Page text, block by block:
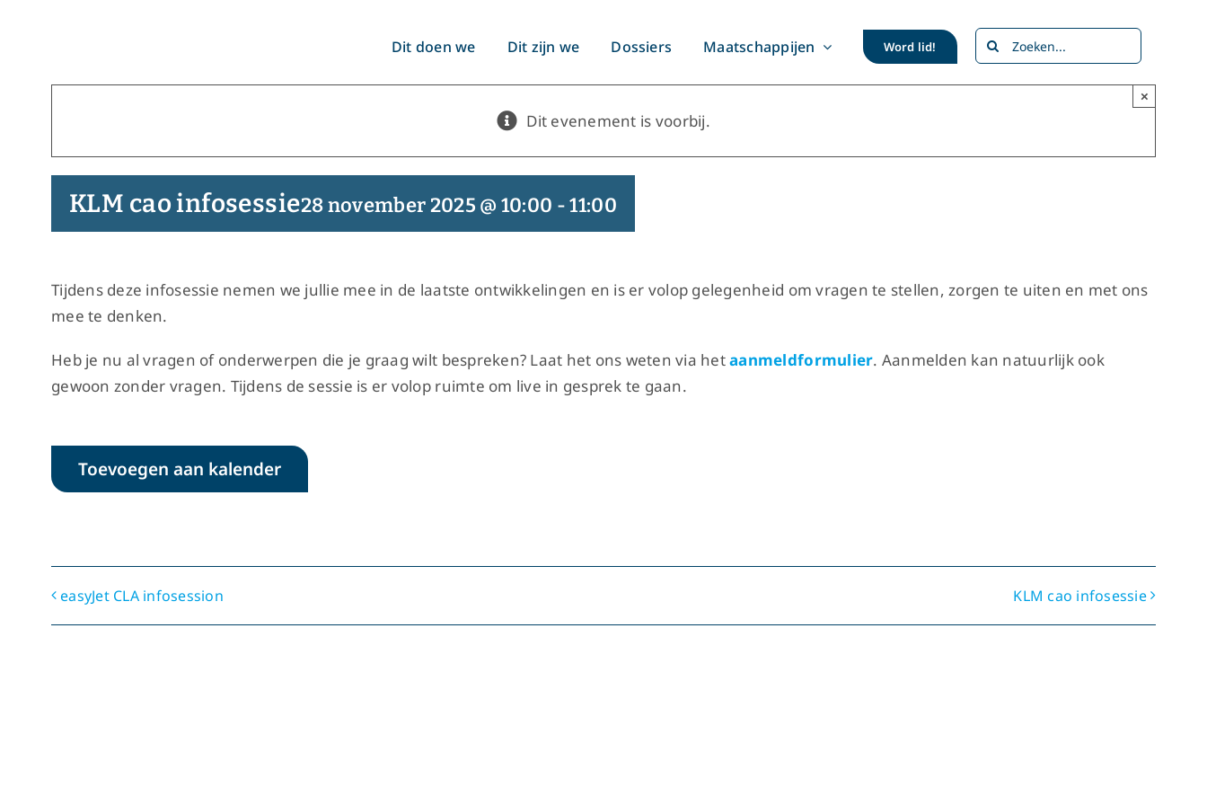
Dit doen we Dit zijn we Dossiers Maatschappijen Word lid!
Zoeken
naar:
Dit evenement is voorbij.
×
KLM cao infosessie28 november 2025 @ 10:00 -11:00
Tijdens deze infosessie nemen we jullie mee in de laatste ontwikkelingen en is er volop gelegenheid om vragen te stellen, zorgen te uiten en met ons
mee te denken.
Heb je nu al vragen of onderwerpen die je graag wilt bespreken? Laat het ons weten via hetaanmeldformulier. Aanmelden kan natuurlijk ook
gewoon zonder vragen. Tijdens de sessie is er volop ruimte om live in gesprek te gaan.
Toevoegen aan kalender
easyJet CLA infosession KLM cao infosessie